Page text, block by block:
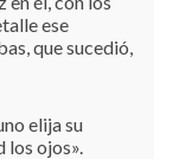
ese
que sucedió,
elija su
los ojos».